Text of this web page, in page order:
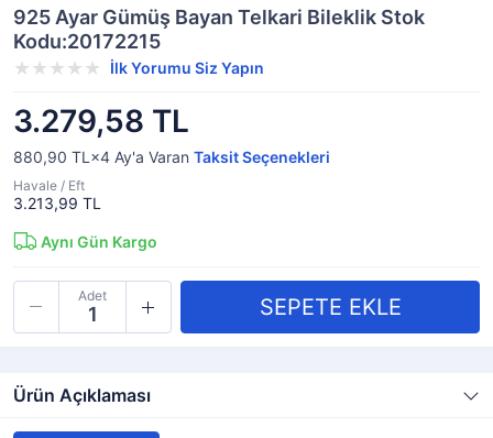
925 Ayar Gümüş Bayan Telkari Bileklik Stok
Kodu:20172215
İlk Yorumu Siz Yapın
3.279,58 TL
880,90 TL×4 Ay'a Varan Taksit Seçenekleri
Havale / Eft
3.213,99 TL
Aynı Gün Kargo
Adet
Ürün Açıklaması